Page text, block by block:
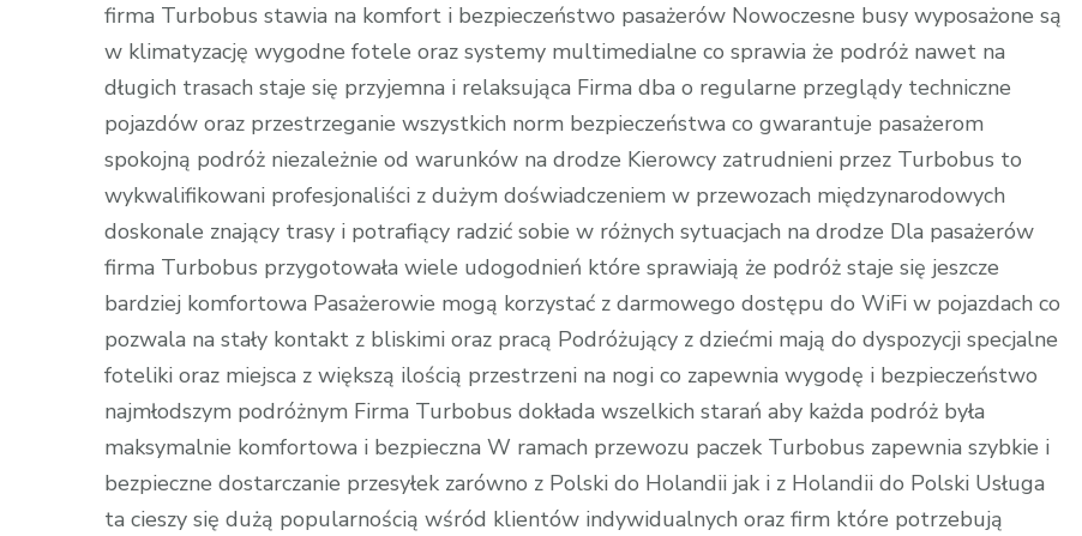
firma Turbobus stawia na komfort i bezpieczeństwo pasażerów Nowoczesne busy wyposażone są
w klimatyzację wygodne fotele oraz systemy multimedialne co sprawia że podróż nawet na
długich trasach staje się przyjemna i relaksująca Firma dba o regularne przeglądy techniczne
pojazdów oraz przestrzeganie wszystkich norm bezpieczeństwa co gwarantuje pasażerom
spokojną podróż niezależnie od warunków na drodze Kierowcy zatrudnieni przez Turbobus to
wykwalifikowani profesjonaliści z dużym doświadczeniem w przewozach międzynarodowych
doskonale znający trasy i potrafiący radzić sobie w różnych sytuacjach na drodze Dla pasażerów
firma Turbobus przygotowała wiele udogodnień które sprawiają że podróż staje się jeszcze
bardziej komfortowa Pasażerowie mogą korzystać z darmowego dostępu do WiFi w pojazdach co
pozwala na stały kontakt z bliskimi oraz pracą Podróżujący z dziećmi mają do dyspozycji specjalne
foteliki oraz miejsca z większą ilością przestrzeni na nogi co zapewnia wygodę i bezpieczeństwo
najmłodszym podróżnym Firma Turbobus dokłada wszelkich starań aby każda podróż była
maksymalnie komfortowa i bezpieczna W ramach przewozu paczek Turbobus zapewnia szybkie i
bezpieczne dostarczanie przesyłek zarówno z Polski do Holandii jak i z Holandii do Polski Usługa
ta cieszy się dużą popularnością wśród klientów indywidualnych oraz firm które potrzebują